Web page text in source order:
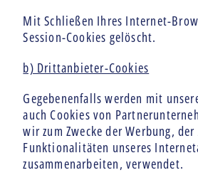
Mit Schließen Ihres Internet-
Session-Cookies gelöscht.
b) Drittanbieter-Cookies
Gegebenenfalls werden mit
auch Cookies von
wir zum Zwecke der Werbung,
Funktionalitäten unseres
zusammenarbeiten, verwendet.